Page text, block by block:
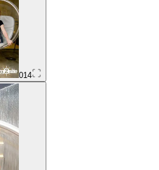
014